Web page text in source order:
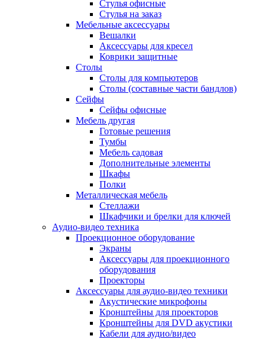
Стулья офисные
Стулья на заказ
Мебельные аксессуары
Вешалки
Аксессуары для кресел
Коврики защитные
Столы
Столы для компьютеров
Столы (составные части бандлов)
Сейфы
Сейфы офисные
Мебель другая
Готовые решения
Тумбы
Мебель садовая
Дополнительные элементы
Шкафы
Полки
Металлическая мебель
Стеллажи
Шкафчики и брелки для ключей
Аудио-видео техника
Проекционное оборудование
Экраны
Аксессуары для проекционного
оборудования
Проекторы
Аксессуары для аудио-видео техники
Акустические микрофоны
Кронштейны для проекторов
Кронштейны для DVD акустики
Кабели для аудио/видео